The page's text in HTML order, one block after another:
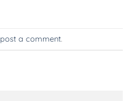
post a comment.